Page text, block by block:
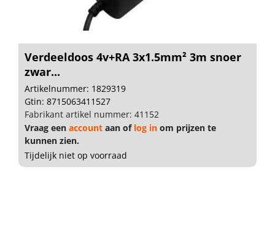
Verdeeldoos 4v+RA 3x1.5mm² 3m snoer
zwar...
Artikelnummer: 1829319
Gtin: 8715063411527
Fabrikant artikel nummer: 41152
Vraag een account aan of log in om prijzen te
kunnen zien.
Tijdelijk niet op voorraad